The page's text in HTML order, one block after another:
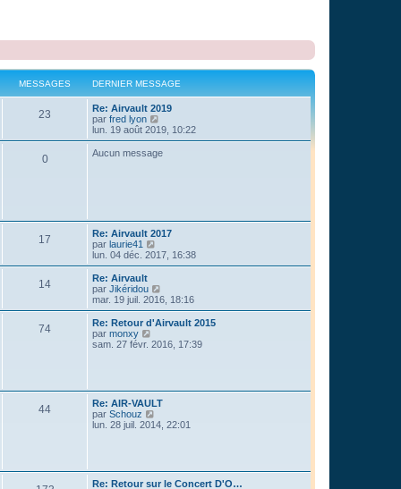
MESSAGES DERNIER MESSAGE
23
Re: Airvault 2019
par fred lyon
o
n
s
e
d
r
n
e
r
m
e
s
lun. 19 août 2019, 10:22
0 Aucun message
17
Re: Airvault 2017
par laurie41
o
n
u
l
e
r
l
e
n
i
r
lun. 04 déc. 2017, 16:38
14
Re: Airvault
par Jikéridou
o
n
s
l
e
r
r
m
mar. 19 juil. 2016, 18:16
74
Re: Retour d'Airvault 2015
par monxy
o
e
r
l
r
n
sam. 27 févr. 2016, 17:39
44
Re: AIR-VAULT
par Schouz
o
lun. 28 juil. 2014, 22:01
Re: Retour sur le Concert D'O…